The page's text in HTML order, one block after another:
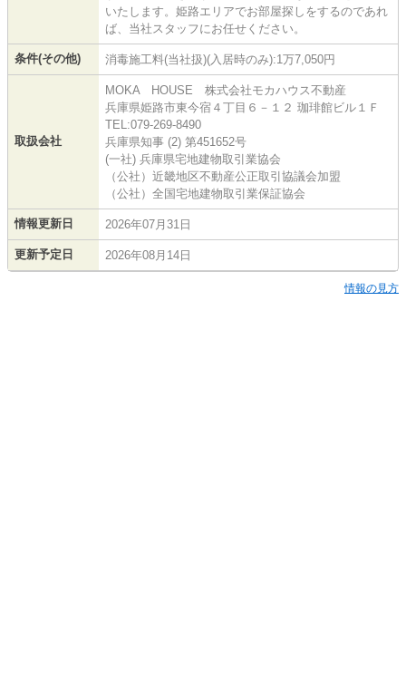
いたします。姫路エリアでお部屋探しをするのであれ
ば、当社スタッフにお任せください。
条件(その他) 消毒施工料(当社扱)(入居時のみ):1万7,050円
取扱会社
MOKA HOUSE 株式会社モカハウス不動産
兵庫県姫路市東今宿４丁目６－１２ 珈琲館ビル１Ｆ
TEL:079-269-8490
兵庫県知事 (2) 第451652号
(一社) 兵庫県宅地建物取引業協会
（公社）近畿地区不動産公正取引協議会加盟
（公社）全国宅地建物取引業保証協会
情報更新日 2026年07月31日
更新予定日 2026年08月14日
情報の見方